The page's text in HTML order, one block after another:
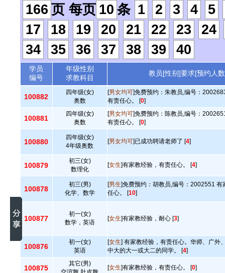
166 页 每页 10 条 1 2 3 4
5
17
18 19 20 21 22 23
24
34
35 36 37 38 39 40
学员
编号
年级性别
求教科目
教员[性别]要求[预约人
100882
四年级(女)
奥数
[男女均可]免费预约：朱教员,编号：
有责任心。 [0]
100881
四年级(女)
奥数
[男女均可]免费预约：陈教员,编号：
有责任心。 [0]
100880
四年级(女)
4年级奥数
[男女均可]已成功聘请老师了 [4]
100879
初三(女)
数理化
[女生]有家教经验，有责任心。 [4]
100878
初三(男)
化学、数学
[男生]免费预约：胡教员,编号：2002551 有
任心。 [10]
100877
初一(女)
数学，英语
[女生]有家教经验，耐心 [3]
100876
初一(女)
英语
[女生] 有家教经验，有责任心。华师、广外
中大的大一或大二的同学。 [4]
100875
其它(男)
[女生]有家教经验，有责任心。 [0]